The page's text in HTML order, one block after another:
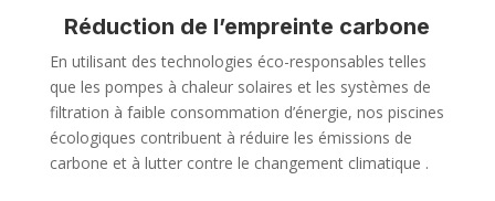
Réduction de l’empreinte carbone
En utilisant des technologies éco-responsables telles
que les pompes à chaleur solaires et les systèmes de
filtration à faible consommation d’énergie, nos piscines
écologiques contribuent à réduire les émissions de
carbone et à lutter contre le changement climatique .